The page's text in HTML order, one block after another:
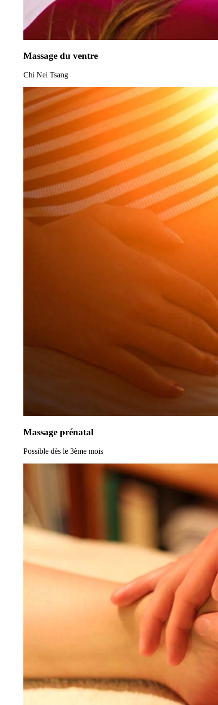
Massage du ventre
Chi Nei Tsang
Massage prénatal
Possible dès le 3ème mois